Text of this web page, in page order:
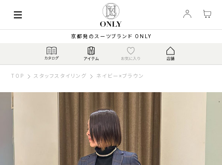
京都発のスーツブランド ONLY
TOP スタッフスタイリング ネイビー×ブラウン